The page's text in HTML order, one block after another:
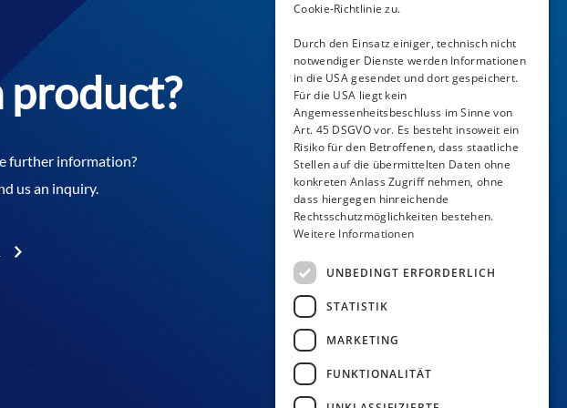
product?
further information?
us an inquiry.
Cookie-Richtlinie zu.
Durch den Einsatz einiger, technisch nicht
notwendiger Dienste werden Informationen
in die USA gesendet und dort gespeichert.
Für die USA liegt kein
Angemessenheitsbeschluss im Sinne von
Art. 45 DSGVO vor. Es besteht insoweit ein
Risiko für den Betroffenen, dass staatliche
Stellen auf die übermittelten Daten ohne
konkreten Anlass Zugriff nehmen, ohne
dass hiergegen hinreichende
Rechtsschutzmöglichkeiten bestehen.
Weitere Informationen
UNBEDINGT ERFORDERLICH
STATISTIK
MARKETING
FUNKTIONALITÄT